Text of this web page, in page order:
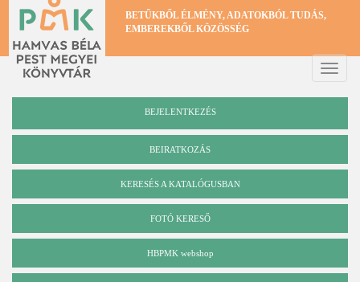
Ugrás
tartalomra
BETŰKBŐL ÉLMÉNY, ADATOKBÓL TUDÁS,
EMBEREKBŐL KÖZÖSSÉG
Toggle
BEJELENTKEZÉS
BEIRATKOZÁS
Katalógus
KERESÉS A KATALÓGUSBAN
FOTÓ KERESŐ
HBPMK webshop